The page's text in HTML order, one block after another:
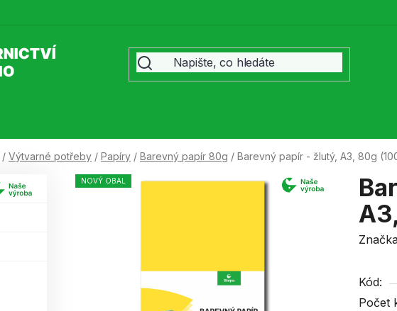
/ Výtvarné potřeby / Papíry / Barevný papír 80g / Barevný papír - žlutý, A3, 80g
Kód:
Počet
NOVÝ OBAL